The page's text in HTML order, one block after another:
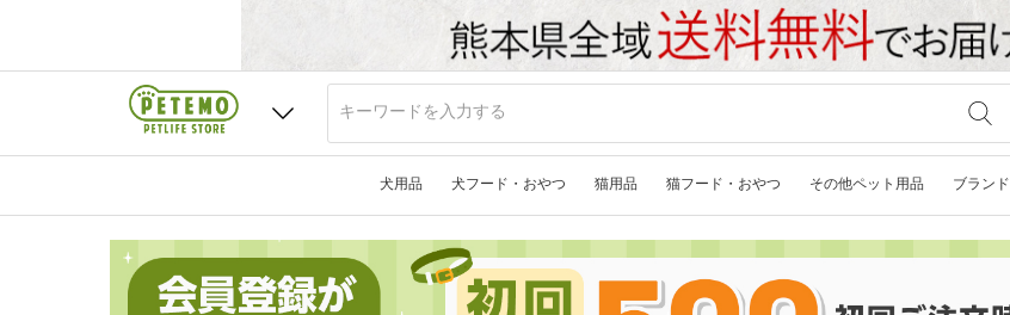
犬用品 犬フード・おやつ 猫用品 猫フード・おやつ その他ペット用品 ブランド